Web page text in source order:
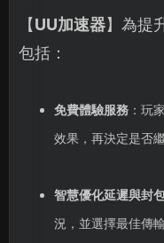
【UU加速器】為提
包括：
免費體驗服務：玩
效果，再決定是否繼
智慧優化延遲與封
況，並選擇最佳傳